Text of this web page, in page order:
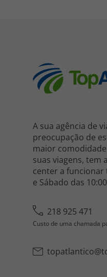
A sua agência de
preocupação de
maior
suas viagens, tem
center a funcionar
e Sábado das
218 925 471
Custo de uma chamada